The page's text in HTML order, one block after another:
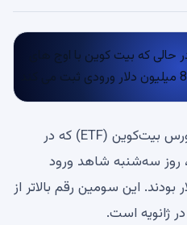
صندوق‌های قابل معامله در بورس بیت‌کوین (ETF) که در
روز سه‌شنبه شاهد ورود
دلار بودند. این سومین رقم بالاتر از
ژانویه است.